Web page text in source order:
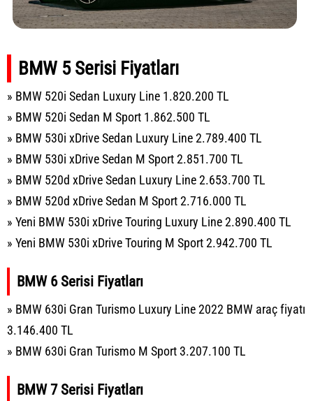
BMW 5 Serisi Fiyatları
» BMW 520i Sedan Luxury Line 1.820.200 TL
» BMW 520i Sedan M Sport 1.862.500 TL
» BMW 530i xDrive Sedan Luxury Line 2.789.400 TL
» BMW 530i xDrive Sedan M Sport 2.851.700 TL
» BMW 520d xDrive Sedan Luxury Line 2.653.700 TL
» BMW 520d xDrive Sedan M Sport 2.716.000 TL
» Yeni BMW 530i xDrive Touring Luxury Line 2.890.400 TL
» Yeni BMW 530i xDrive Touring M Sport 2.942.700 TL
BMW 6 Serisi Fiyatları
» BMW 630i Gran Turismo Luxury Line 2022 BMW araç fiyatı
3.146.400 TL
» BMW 630i Gran Turismo M Sport 3.207.100 TL
BMW 7 Serisi Fiyatları